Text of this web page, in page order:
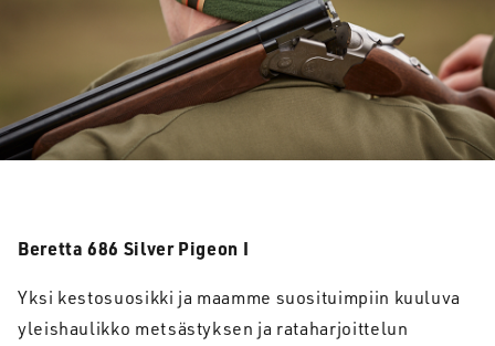
Beretta 686 Silver Pigeon I
Yksi kestosuosikki ja maamme suosituimpiin kuuluva
yleishaulikko metsästyksen ja rataharjoittelun